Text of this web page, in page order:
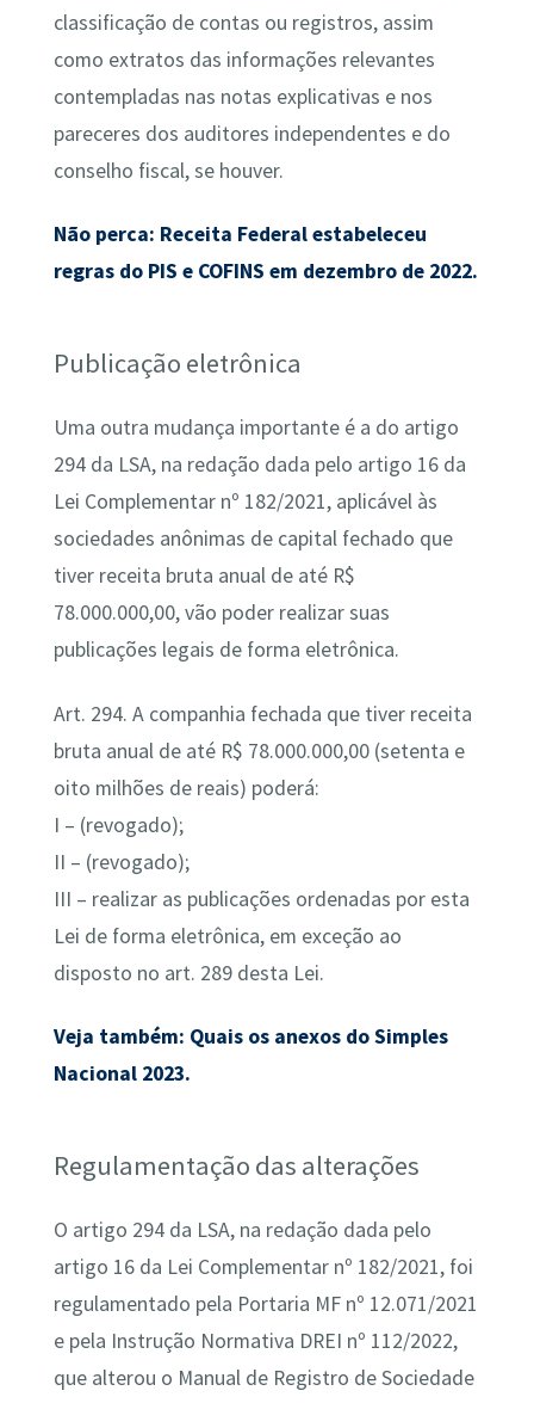
classificação de contas ou registros, assim
como extratos das informações relevantes
contempladas nas notas explicativas e nos
pareceres dos auditores independentes e do
conselho fiscal, se houver.
Não perca: Receita Federal estabeleceu
regras do PIS e COFINS em dezembro de 2022.
Publicação eletrônica
Uma outra mudança importante é a do artigo
294 da LSA, na redação dada pelo artigo 16 da
Lei Complementar nº 182/2021, aplicável às
sociedades anônimas de capital fechado que
tiver receita bruta anual de até R$
78.000.000,00, vão poder realizar suas
publicações legais de forma eletrônica.
Art. 294. A companhia fechada que tiver receita
bruta anual de até R$ 78.000.000,00 (setenta e
oito milhões de reais) poderá:
I – (revogado);
II – (revogado);
III – realizar as publicações ordenadas por esta
Lei de forma eletrônica, em exceção ao
disposto no art. 289 desta Lei.
Veja também: Quais os anexos do Simples
Nacional 2023.
Regulamentação das alterações
O artigo 294 da LSA, na redação dada pelo
artigo 16 da Lei Complementar nº 182/2021, foi
regulamentado pela Portaria MF nº 12.071/2021
e pela Instrução Normativa DREI nº 112/2022,
que alterou o Manual de Registro de Sociedade